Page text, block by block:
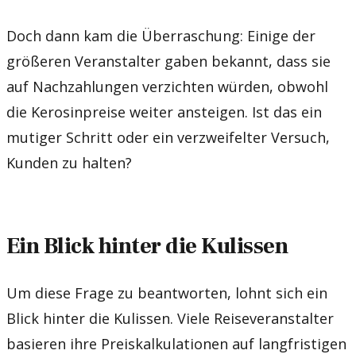
Doch dann kam die Überraschung: Einige der
größeren Veranstalter gaben bekannt, dass sie
auf Nachzahlungen verzichten würden, obwohl
die Kerosinpreise weiter ansteigen. Ist das ein
mutiger Schritt oder ein verzweifelter Versuch,
Kunden zu halten?
Ein Blick hinter die Kulissen
Um diese Frage zu beantworten, lohnt sich ein
Blick hinter die Kulissen. Viele Reiseveranstalter
basieren ihre Preiskalkulationen auf langfristigen